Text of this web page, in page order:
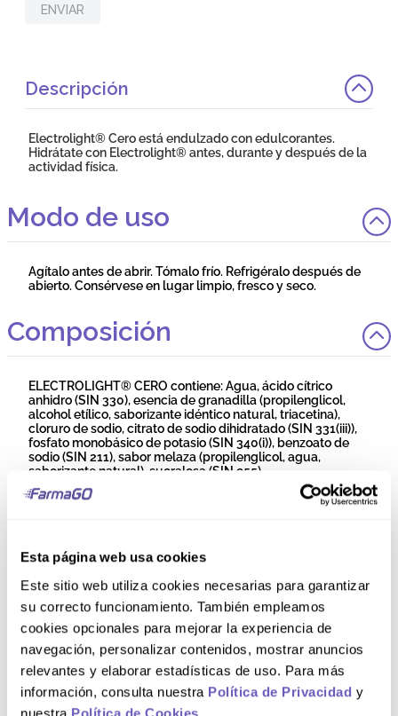
Esta página web usa cookies
Este sitio web utiliza cookies necesarias para garantizar
su correcto funcionamiento. También empleamos
cookies opcionales para mejorar la experiencia de
navegación, personalizar contenidos, mostrar anuncios
relevantes y elaborar estadísticas de uso. Para más
información, consulta nuestra Política de Privacidad y
nuestra Política de Cookies
ENVIAR
Descripción
Electrolight® Cero está endulzado con edulcorantes.
Hidrátate con Electrolight® antes, durante y después de la
actividad física.
Modo de uso
Agítalo antes de abrir. Tómalo frío. Refrigéralo después de
abierto. Consérvese en lugar limpio, fresco y seco.
Composición
ELECTROLIGHT® CERO contiene: Agua, ácido cítrico
anhidro (SIN 330), esencia de granadilla (propilenglicol,
alcohol etílico, saborizante idéntico natural, triacetina),
cloruro de sodio, citrato de sodio dihidratado (SIN 331(iii)),
fosfato monobásico de potasio (SIN 340(i)), benzoato de
sodio (SIN 211), sabor melaza (propilenglicol, agua,
saborizante natural), sucralosa (SIN 955).
Cargando el resumen…
Por favor, inicia sesión para escribir un comentario.
Más reciente Todos